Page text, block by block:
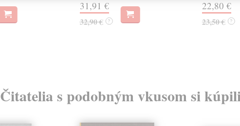
31,91 €
32,90 € ?
22,80 €
23,50 € ?
Čitatelia s podobným vkusom si